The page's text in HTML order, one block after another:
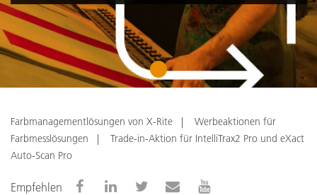
1
Farbmanagementlösungen von X-Rite
Werbeaktionen für
Farbmesslösungen
Trade-in-Aktion für IntelliTrax2 Pro und eXact
Auto-Scan Pro
Empfehlen